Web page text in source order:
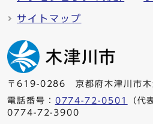
サイトマップ
〒619-0286 京都府木津川市木
電話番号： 0774-72-0501
（代
0774-72-3900